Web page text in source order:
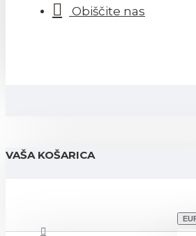
Obiščite nas
VAŠA KOŠARICA